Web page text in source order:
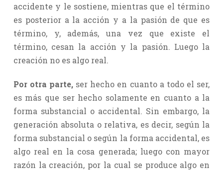
accidente y le sostiene, mientras que el término
es posterior a la acción y a la pasión de que es
término, y, además, una vez que existe el
término, cesan la acción y la pasión. Luego la
creación no es algo real.
Por otra parte, ser hecho en cuanto a todo el ser,
es más que ser hecho solamente en cuanto a la
forma substancial o accidental. Sin embargo, la
generación absoluta o relativa, es decir, según la
forma substancial o según la forma accidental, es
algo real en la cosa generada; luego con mayor
razón la creación, por la cual se produce algo en